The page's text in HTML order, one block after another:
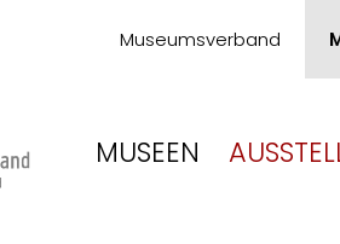
Museumsverband
MUSEEN